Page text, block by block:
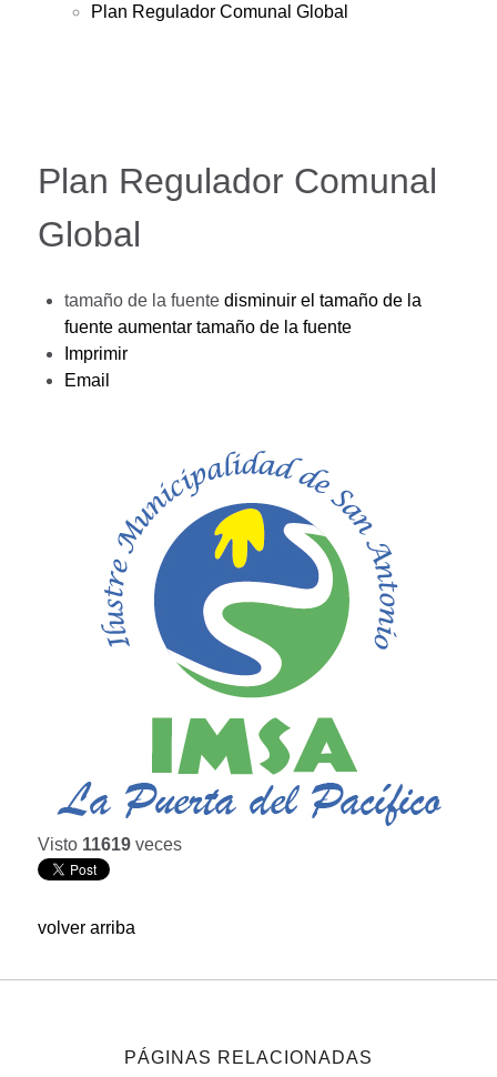
Plan Regulador Comunal Global
Plan Regulador Comunal
Global
tamaño de la fuente disminuir el tamaño de la
fuente aumentar tamaño de la fuente
Imprimir
Email
Visto 11619 veces
volver arriba
PÁGINAS RELACIONADAS